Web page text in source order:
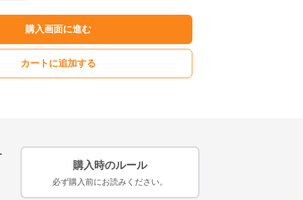
購入画面に進む
カートに追加する
購入時のルール
必ず購入前にお読みください。